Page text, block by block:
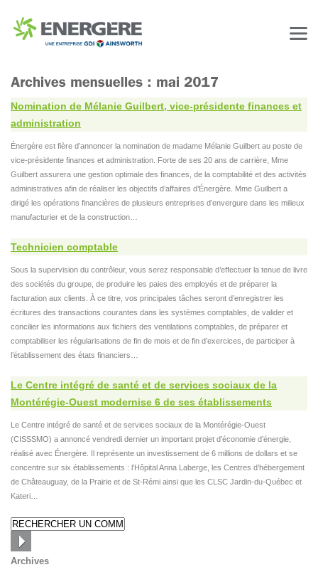
Nomination de Mélanie Guilbert, vice-présidente finances et
administration
Énergère est fière d’annoncer la nomination de madame Mélanie Guilbert au poste de
vice-présidente finances et administration. Forte de ses 20 ans de carrière, Mme
Guilbert assurera une gestion optimale des finances, de la comptabilité et des activités
administratives afin de réaliser les objectifs d’affaires d’Énergère. Mme Guilbert a
dirigé les opérations financières de plusieurs entreprises d’envergure dans les milieux
manufacturier et de la construction…
Technicien comptable
Sous la supervision du contrôleur, vous serez responsable d’effectuer la tenue de livre
des sociétés du groupe, de produire les paies des employés et de préparer la
facturation aux clients. À ce titre, vos principales tâches seront d’enregistrer les
écritures des transactions courantes dans les systèmes comptables, de valider et
concilier les informations aux fichiers des ventilations comptables, de préparer et
comptabiliser les régularisations de fin de mois et de fin d’exercices, de participer à
l’établissement des états financiers…
Le Centre intégré de santé et de services sociaux de la
Montérégie-Ouest modernise 6 de ses établissements
Le Centre intégré de santé et de services sociaux de la Montérégie-Ouest
(CISSSMO) a annoncé vendredi dernier un important projet d’économie d’énergie,
réalisé avec Énergère. Il représente un investissement de 6 millions de dollars et se
concentre sur six établissements : l’Hôpital Anna Laberge, les Centres d’hébergement
de Châteauguay, de la Prairie et de St-Rémi ainsi que les CLSC Jardin-du-Québec et
Kateri…
Archives